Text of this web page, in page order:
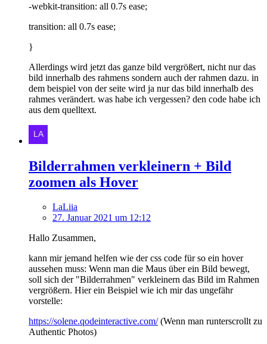
-webkit-transition: all 0.7s ease;
transition: all 0.7s ease;
}
Allerdings wird jetzt das ganze bild vergrößert, nicht nur das
bild innerhalb des rahmens sondern auch der rahmen dazu. in
dem beispiel von der seite wird ja nur das bild innerhalb des
rahmes verändert. was habe ich vergessen? den code habe ich
aus dem quelltext.
Bilderrahmen verkleinern + Bild
zoomen als Hover
LaLiia
27. Januar 2021 um 12:12
Hallo Zusammen,
kann mir jemand helfen wie der css code für so ein hover
aussehen muss: Wenn man die Maus über ein Bild bewegt,
soll sich der "Bilderrahmen" verkleinern das Bild im Rahmen
vergrößern. Hier ein Beispiel wie ich mir das ungefähr
vorstelle:
https://solene.qodeinteractive.com/(Wenn man runterscrollt zu
Authentic Photos)